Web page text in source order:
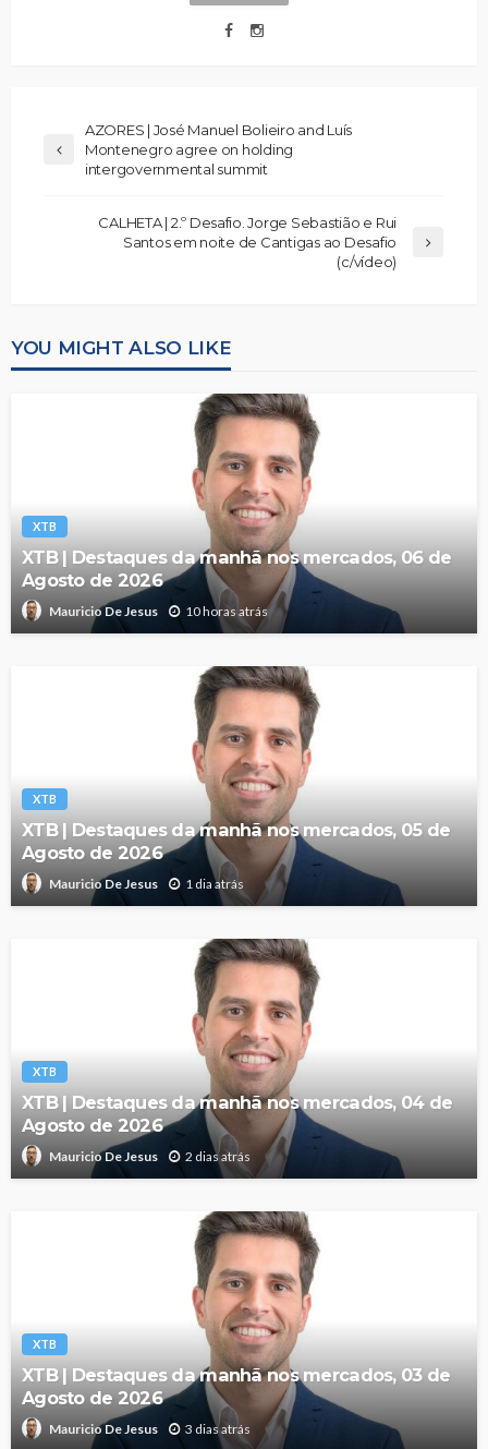
AZORES | José Manuel Bolieiro and Luís
Montenegro agree on holding
intergovernmental summit
CALHETA | 2.º Desafio. Jorge Sebastião e Rui
Santos em noite de Cantigas ao Desafio
(c/vídeo)
YOU MIGHT ALSO LIKE
XTB
XTB | Destaques da manhã nos mercados, 06 de
Agosto de 2026
Mauricio De Jesus 10 horas atrás
XTB
XTB | Destaques da manhã nos mercados, 05 de
Agosto de 2026
Mauricio De Jesus 1 dia atrás
XTB
XTB | Destaques da manhã nos mercados, 04 de
Agosto de 2026
Mauricio De Jesus 2 dias atrás
XTB
XTB | Destaques da manhã nos mercados, 03 de
Agosto de 2026
Mauricio De Jesus 3 dias atrás